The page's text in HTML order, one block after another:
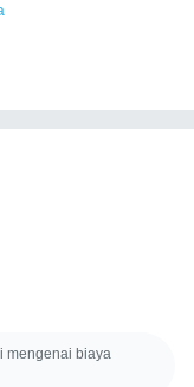
mengenai biaya